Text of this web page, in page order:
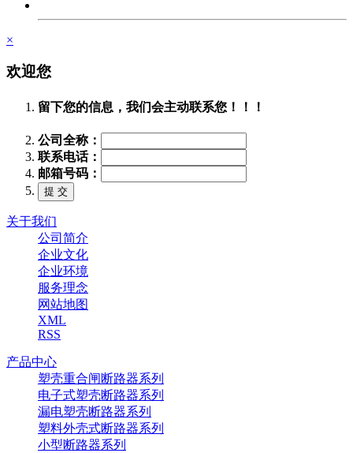
×
欢迎您
留下您的信息，我们会主动联系您！！！
公司全称：
联系电话：
邮箱号码：
关于我们
公司简介
企业文化
企业环境
服务理念
网站地图
XML
RSS
产品中心
塑壳重合闸断路器系列
电子式塑壳断路器系列
漏电塑壳断路器系列
塑料外壳式断路器系列
小型断路器系列